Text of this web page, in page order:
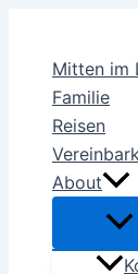
springenMitten im
Familie
Reisen
About